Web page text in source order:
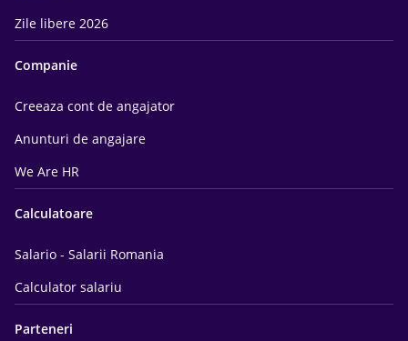
Zile libere 2026
Companie
Creeaza cont de angajator
Anunturi de angajare
We Are HR
Calculatoare
Salario - Salarii Romania
Calculator salariu
Parteneri